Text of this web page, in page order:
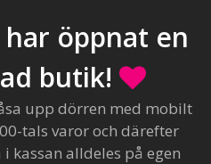
öppnat en
butik!
upp dörren med mobilt
tals varor och därefter
kassan alldeles på egen